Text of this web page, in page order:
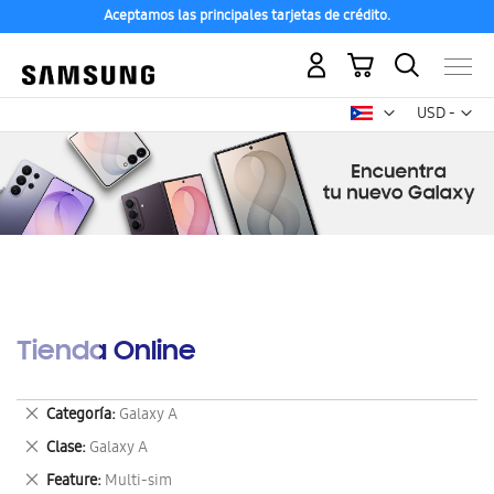
Aceptamos las principales tarjetas de crédito.
USD -
dólar
Mi carrito
Tienda Online
Categoría Galaxy A
Eliminar
este
artículo
Clase Galaxy A
Eliminar
este
Feature Multi-sim
Eliminar